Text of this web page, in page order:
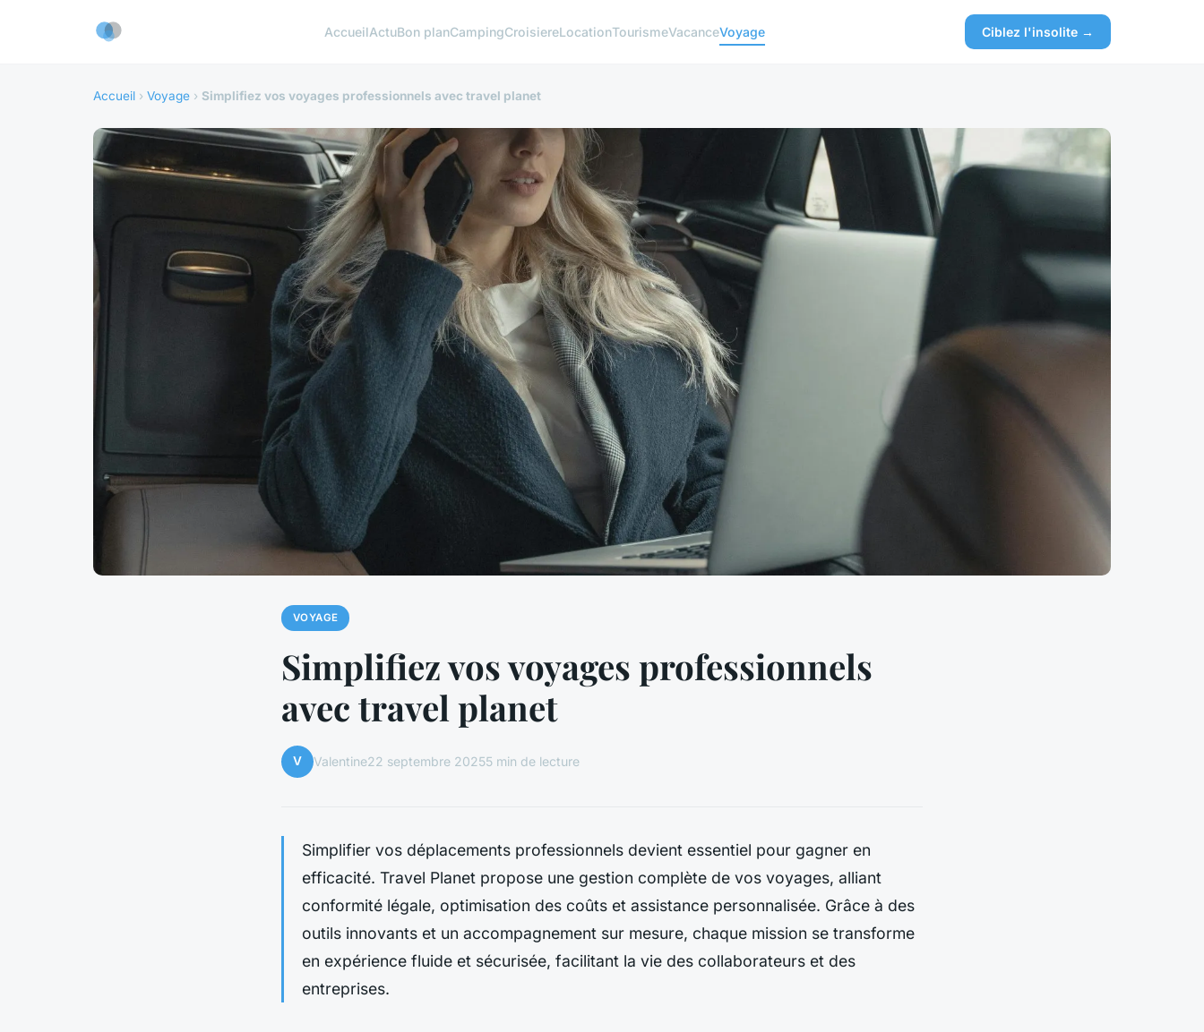
AccueilActuBon planCampingCroisiereLocationTourismeVacanceVoyage Ciblez l'insolite →
Accueil › Voyage › Simplifiez vos voyages professionnels avec travel planet
VOYAGE
Simplifiez vos voyages professionnels
avec travel planet
V Valentine22 septembre 20255 min de lecture
Simplifier vos déplacements professionnels devient essentiel pour gagner en
efficacité. Travel Planet propose une gestion complète de vos voyages, alliant
conformité légale, optimisation des coûts et assistance personnalisée. Grâce à des
outils innovants et un accompagnement sur mesure, chaque mission se transforme
en expérience fluide et sécurisée, facilitant la vie des collaborateurs et des
entreprises.